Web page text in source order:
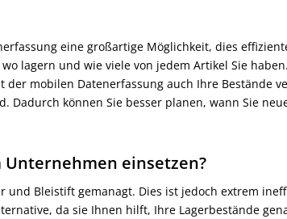
eine großartige Möglichkeit, dies
lagern und wie viele von jedem Artikel Sie
mobilen Datenerfassung auch Ihre Bestände
können Sie besser planen, wann Sie
einsetzen?
Bleistift gemanagt. Dies ist jedoch extrem
da sie Ihnen hilft, Ihre Lagerbestände